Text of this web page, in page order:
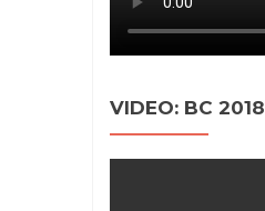
VIDEO: BC 2018